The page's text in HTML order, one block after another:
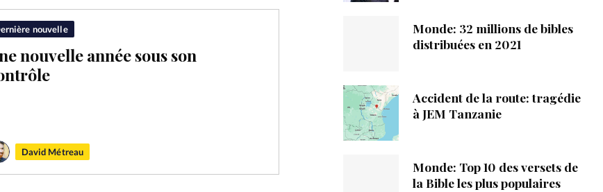
nouvelle
nouvelle année sous son
David Métreau
Monde: 32 millions de bibles
distribuées en 2021
Accident de la route: tragédie
à JEM Tanzanie
Monde: Top 10 des versets de
la Bible les plus populaires